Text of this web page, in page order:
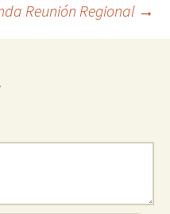
Reunión Regional →